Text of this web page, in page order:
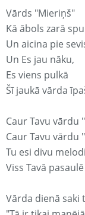
Vārds "Mieriņš"
Kā ābols zarā
Un aicina pie
Un Es jau nāku,
Es viens pulkā
Šī jaukā vārda
Caur Tavu vārdu
Caur Tavu vārdu
Tu esi divu
Viss Tavā
Vārda dienā saki